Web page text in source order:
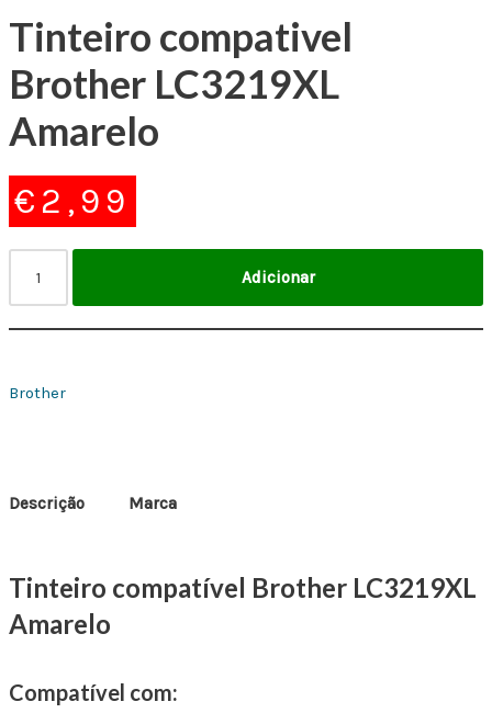
Tinteiro compativel
Brother LC3219XL
Amarelo
€ 2,99
Adicionar
Brother
Descrição Marca
Tinteiro compatível Brother LC3219XL
Amarelo
Compatível com: